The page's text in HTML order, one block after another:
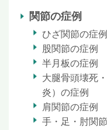
関節の症例
ひざ関節の症例
股関節の症例
半月板の症例
大腿骨頭壊死
炎）の症例
肩関節の症例
手・足・肘関